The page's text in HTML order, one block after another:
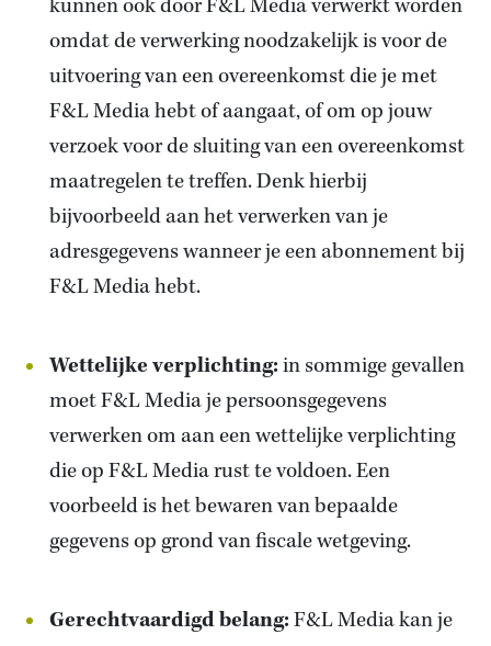
kunnen ook door F&L Media verwerkt worden
omdat de verwerking noodzakelijk is voor de
uitvoering van een overeenkomst die je met
F&L Media hebt of aangaat, of om op jouw
verzoek voor de sluiting van een overeenkomst
maatregelen te treffen. Denk hierbij
bijvoorbeeld aan het verwerken van je
adresgegevens wanneer je een abonnement bij
F&L Media hebt.
Wettelijke verplichting:in sommige gevallen
moet F&L Media je persoonsgegevens
verwerken om aan een wettelijke verplichting
die op F&L Media rust te voldoen. Een
voorbeeld is het bewaren van bepaalde
gegevens op grond van fiscale wetgeving.
Gerechtvaardigd belang:F&L Media kan je